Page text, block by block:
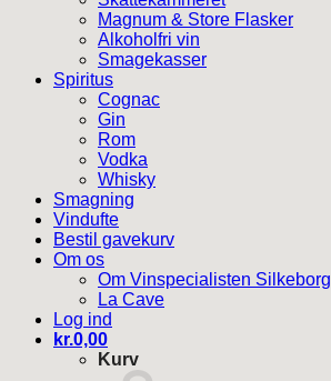
Magnum & Store Flasker
Alkoholfri vin
Smagekasser
Spiritus
Cognac
Gin
Rom
Vodka
Whisky
Smagning
Vindufte
Bestil gavekurv
Om os
Om Vinspecialisten Silkeborg
La Cave
Log ind
kr.0,00
Kurv